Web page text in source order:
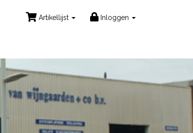
Artikellijst Inloggen